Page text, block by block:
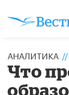
АНАЛИТИКА //
Что